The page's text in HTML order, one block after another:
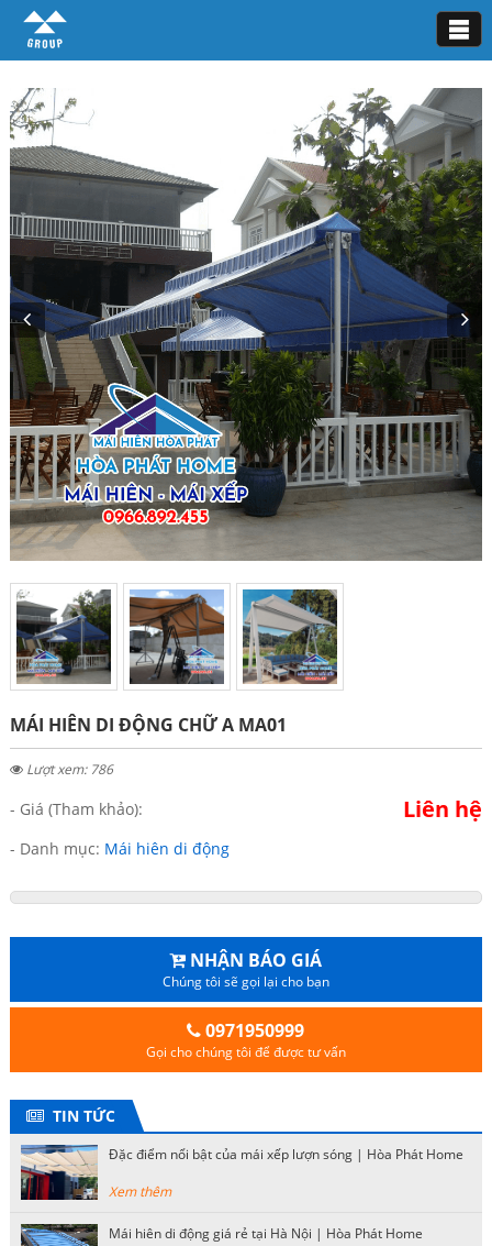
MÁI HIÊN DI ĐỘNG CHỮ A MA01
Lượt xem: 786
- Giá (Tham khảo): Liên hệ
- Danh mục: Mái hiên di động
NHẬN BÁO GIÁ
Chúng tôi sẽ gọi lại cho bạn
0971950999
Gọi cho chúng tôi để được tư vấn
TIN TỨC
Đặc điểm nổi bật của mái xếp lượn sóng | Hòa Phát Home
Xem thêm
Mái hiên di động giá rẻ tại Hà Nội | Hòa Phát Home